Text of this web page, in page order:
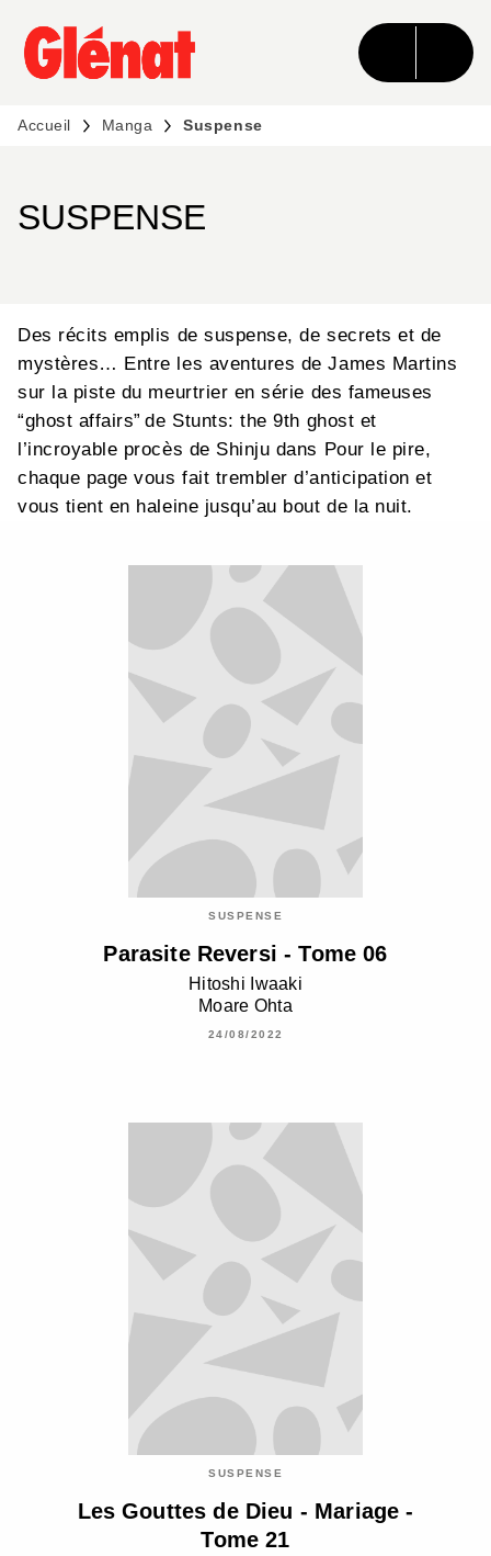
MENU RECHERCHE CONTENU
PIED DE PAGE
Accueil Manga Suspense
SUSPENSE
Des récits emplis de suspense, de secrets et de
mystères… Entre les aventures de James Martins
sur la piste du meurtrier en série des fameuses
“ghost affairs” de Stunts: the 9th ghost et
l’incroyable procès de Shinju dans Pour le pire,
chaque page vous fait trembler d’anticipation et
vous tient en haleine jusqu’au bout de la nuit.
SUSPENSE
Parasite Reversi - Tome 06
Hitoshi Iwaaki
Moare Ohta
24/08/2022
SUSPENSE
Les Gouttes de Dieu - Mariage -
Tome 21